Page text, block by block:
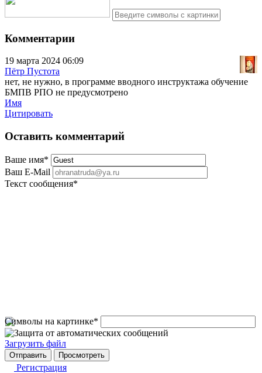
Комментарии
19 марта 2024 06:09
Пётр Пустота
нет, не нужно, в программе вводного инструктажа обучение
БМПВ РПО не предусмотрено
Имя
Цитировать
Оставить комментарий
Ваше имя*
Ваш E-Mail
Текст сообщения*
Символы на картинке*
Загрузить файл
Регистрация